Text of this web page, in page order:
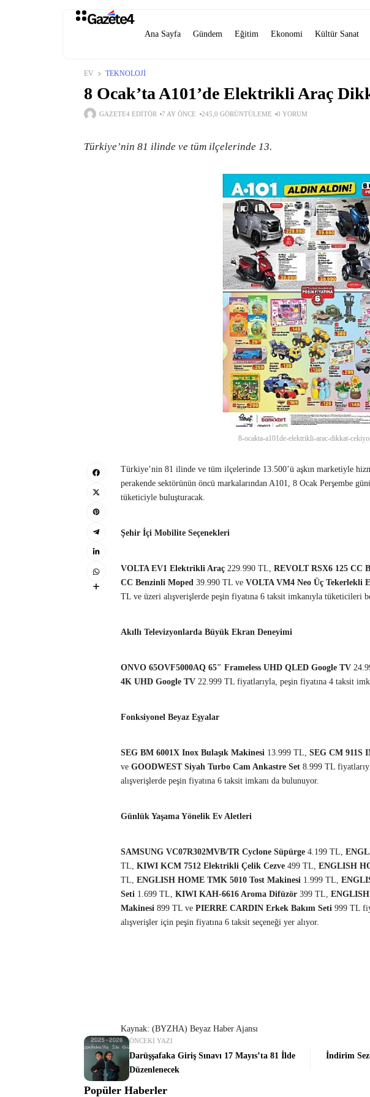
Ana Sayfa Gündem Eğitim Ekonomi Kültür Sanat
EV TEKNOLOJI
8 Ocak’ta A101’de Elektrikli Araç
GAZETE4 EDITÖR 7 AY ÖNCE 245,0 GÖRÜNTÜLEME 0 YORUM
Türkiye’nin 81 ilinde ve tüm ilçelerinde 13.
8-ocakta-a101de-elektrikli-arac-dikkat-
Türkiye’nin 81 ilinde ve tüm ilçelerinde 13.500’ü aşkın marketiyle
perakende sektörünün öncü markalarından A101, 8 Ocak Perşembe
tüketiciyle buluşturacak.
Şehir İçi Mobilite Seçenekleri
VOLTA EV1 Elektrikli Araç 229.990 TL, REVOLT RSX6 125 CC
CC Benzinli Moped 39.990 TL ve VOLTA VM4 Neo Üç Tekerlekli
TL ve üzeri alışverişlerde peşin fiyatına 6 taksit imkanıyla tüketicileri
Akıllı Televizyonlarda Büyük Ekran Deneyimi
ONVO 65OVF5000AQ 65″ Frameless UHD QLED Google TV
4K UHD Google TV 22.999 TL fiyatlarıyla, peşin fiyatına 4 taksit
Fonksiyonel Beyaz Eşyalar
SEG BM 6001X Inox Bulaşık Makinesi 13.999 TL, SEG CM 911S
ve GOODWEST Siyah Turbo Cam Ankastre Set 8.999 TL
alışverişlerde peşin fiyatına 6 taksit imkanı da bulunuyor.
Günlük Yaşama Yönelik Ev Aletleri
SAMSUNG VC07R302MVB/TR Cyclone Süpürge 4.199 TL,
TL, KIWI KCM 7512 Elektrikli Çelik Cezve 499 TL, ENGLISH
TL, ENGLISH HOME TMK 5010 Tost Makinesi 1.999 TL,
Seti 1.699 TL, KIWI KAH-6616 Aroma Difüzör 399 TL,
Makinesi 899 TL ve PIERRE CARDIN Erkek Bakım Seti 999 TL
alışverişler için peşin fiyatına 6 taksit seçeneği yer alıyor.
Kaynak: (BYZHA) Beyaz Haber Ajansı
ÖNCEKI YAZI
Darüşşafaka Giriş Sınavı 17 Mayıs’ta 81 İlde
Düzenlenecek
İndirim
Popüler Haberler